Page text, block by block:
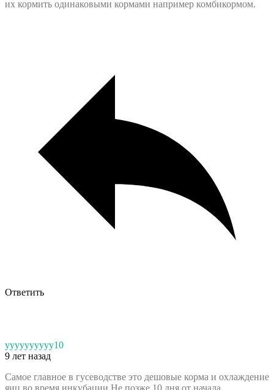
их кормить одинаковыми кормами например комбикормом.
Ответить
yyyyyyyyyy10
9 лет назад
Самое главное в гусеводстве это дешовые корма и охлаждение
яиц во время инкубации.Не позже 10 дня от начала